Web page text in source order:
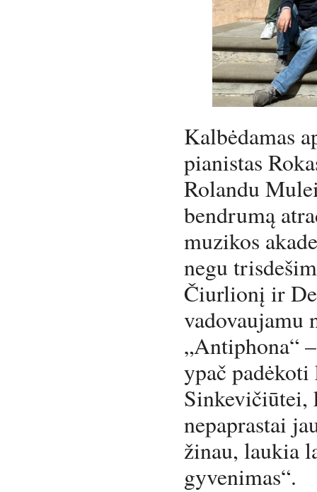
Kalbėdamas
pianistas
Rolandu
bendrumą
muzikos
negu
Čiurlionį ir
vadovaujamu
„Antiphona“
ypač
Sinkevičiūtei,
nepaprastai
žinau, laukia
gyvenimas“.